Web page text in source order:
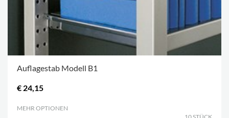
Auflagestab Modell B1
€ 24,15
MEHR OPTIONEN